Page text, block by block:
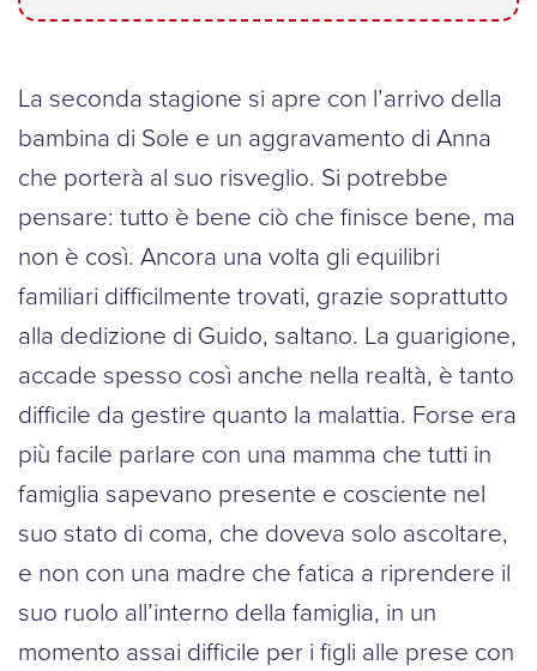
La seconda stagione si apre con l’arrivo della
bambina di Sole e un aggravamento di Anna
che porterà al suo risveglio. Si potrebbe
pensare: tutto è bene ciò che finisce bene, ma
non è così. Ancora una volta gli equilibri
familiari difficilmente trovati, grazie soprattutto
alla dedizione di Guido, saltano. La guarigione,
accade spesso così anche nella realtà, è tanto
difficile da gestire quanto la malattia. Forse era
più facile parlare con una mamma che tutti in
famiglia sapevano presente e cosciente nel
suo stato di coma, che doveva solo ascoltare,
e non con una madre che fatica a riprendere il
suo ruolo all’interno della famiglia, in un
momento assai difficile per i figli alle prese con